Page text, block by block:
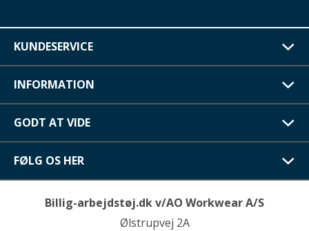
KUNDESERVICE
INFORMATION
GODT AT VIDE
FØLG OS HER
Billig-arbejdstøj.dk v/AO Workwear A/S
Ølstrupvej 2A